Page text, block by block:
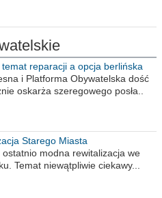
temat reparacji a opcja berlińska
i Platforma Obywatelska dość
oskarża szeregowego posła..
Starego Miasta
ostatnio modna rewitalizacja we
Temat niewątpliwie ciekawy...